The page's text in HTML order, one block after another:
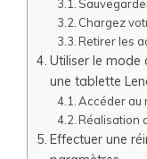
Chargez
Retirer les
Utiliser le mode
une tablette
Accéder au
Réalisation
Effectuer une